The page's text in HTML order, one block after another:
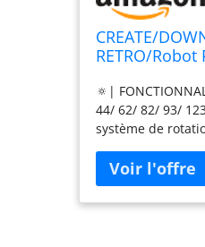
CREATE/
RETRO/Robot
/ 6 vitesses,
pâtisserie,
planétaire,
automatiques,
mélanger,
1200W
🔅|
44/ 62/ 82/ 93/
système de
pétrir, fouetter ou
tout soit parfait,
une texture
MATÉRIAUX